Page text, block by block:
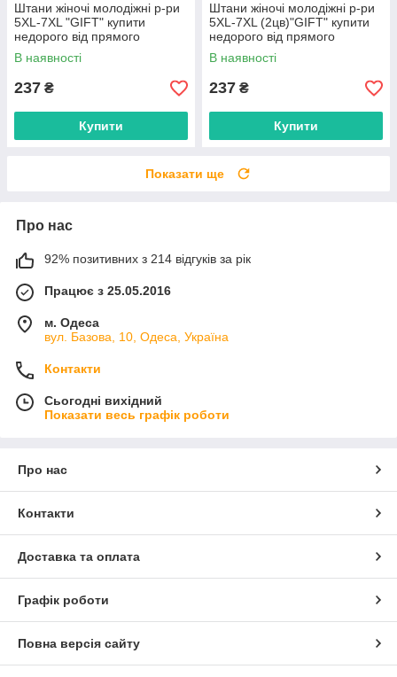
Штани жіночі молодіжні р-ри
5XL-7XL "GIFT" купити
недорого від прямого
постачальника
В наявності
237 ₴
Купити
Штани жіночі молодіжні р-ри
5XL-7XL (2цв)"GIFT" купити
недорого від прямого
постачальника
В наявності
237 ₴
Купити
Показати ще
Про нас
92% позитивних з 214 відгуків за рік
Працює з 25.05.2016
м. Одеса
вул. Базова, 10, Одеса, Україна
Контакти
Сьогодні вихідний
Показати весь графік роботи
Про нас
Контакти
Доставка та оплата
Графік роботи
Повна версія сайту